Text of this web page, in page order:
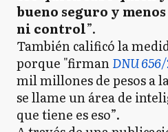
bueno seguro y
ni control”.
También calificó la
porque "firmanDNU
mil millones de pesos a
se llame un área de
que tiene es eso”.